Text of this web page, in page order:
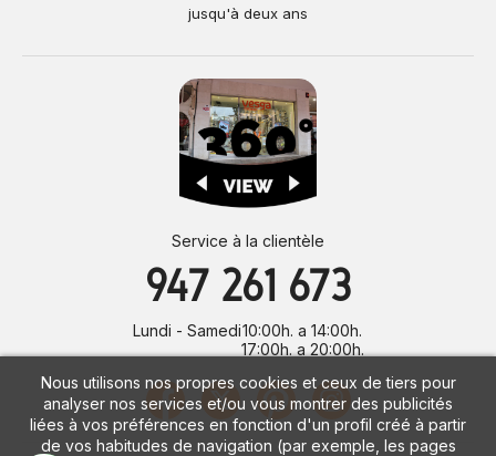
Nous utilisons nos propres cookies et ceux de tiers pour
analyser nos services et/ou vous montrer des publicités
liées à vos préférences en fonction d'un profil créé à partir
de vos habitudes de navigation (par exemple, les pages
jusqu'à deux ans
Service à la clientèle
947 261 673
Lundi - Samedi10:00h. a 14:00h.
17:00h. a 20:00h.